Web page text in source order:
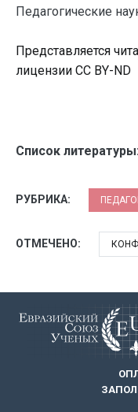
Педагогические
Представляется
лицензии CC BY-ND
Список литературы:
РУБРИКА:
ОТМЕЧЕНО: